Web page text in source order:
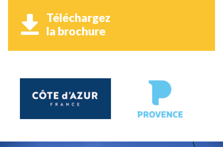
Téléchargez
la brochure